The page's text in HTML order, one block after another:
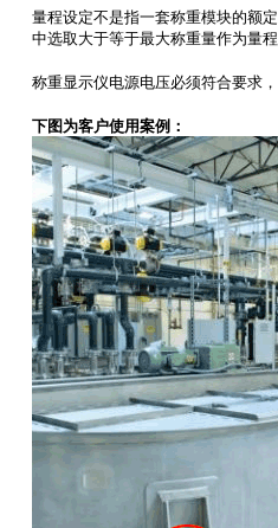
量程设定不是指一套称重模块的额
中选取大于等于最大称重量作为量
称重显示仪电源电压必须符合要求
下图为客户使用案例：